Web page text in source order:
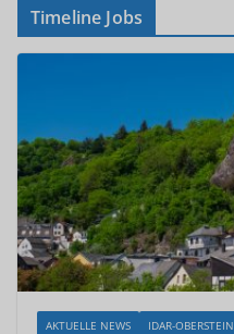
Timeline Jobs
AKTUELLE NEWS IDAR-OBERSTEIN